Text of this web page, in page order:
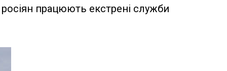
росіян працюють екстрені служби